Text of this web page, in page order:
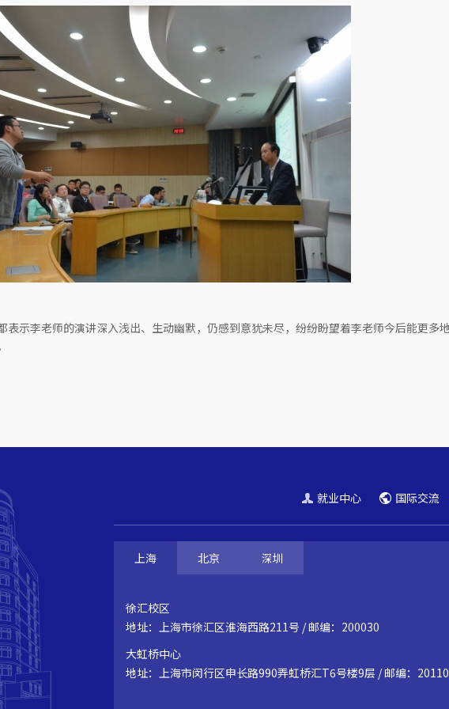
示李老师的演讲深入浅出、生动幽默，仍感到意犹未尽，纷纷盼望着李老师今后能更多
就业中心 国际交流
上海 北京 深圳
徐汇校区
地址：上海市徐汇区淮海西路211号 / 邮编：200030
大虹桥中心
地址：上海市闵行区申长路990弄虹桥汇T6号楼9层 / 邮编：